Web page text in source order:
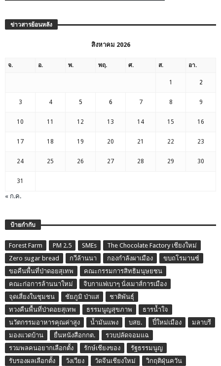
ข่าวสารย้อนหลัง
สิงหาคม 2026
จ. อ. พ. พฤ. ศ. ส. อา.
1 2
3 4 5 6 7 8 9
10 11 12 13 14 15 16
17 18 19 20 21 22 23
24 25 26 27 28 29 30
31
« ก.ค.
ป้ายกำกับ
Forest Farm PM 2.5 SMEs
The Chocolate Factory เชียงใหม่
Zero sugar bread
กวีล้านนา กองกำลังผาเมือง
ขบถโรมานซ์
ขอคืนพื้นที่ป่าดอยสุเทพ
คณะกรรมการสิทธิมนุษยชน
คณะก่อการล้านนาใหม่
จิบกาแฟเบาๆ นั่งเมาส์การเมือง
จุดเสี่ยงในชุมชน
ชัยภูมิ ป่าแส
ชาติพันธุ์
ทวงคืนพื้นที่ป่าดอยสุเทพ
ธรรมนูญสุขภาพ
ธารน้ำใจ
นวัตกรรมอาหารคุณค่าสูง
น้ำมันแพง บสย. ปี๋ใหม่เมือง
มลาบรี
มองแวดบ้าน
ยื่นหนังสือกกต.
รวบปลัดจอมแฉ
รวมพลคนอยากเลือกตั้ง
รักษ์เชียงของ
รัฐธรรมนูญ
รับรองผลเลือกตั้ง
วังเวียง วัดจีนเชียงใหม่
วิกฤติฝุ่นควัน